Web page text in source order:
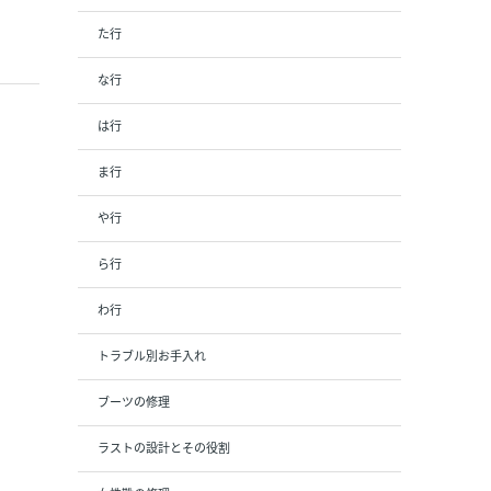
た行
な行
は行
ま行
や行
ら行
わ行
トラブル別お手入れ
ブーツの修理
ラストの設計とその役割